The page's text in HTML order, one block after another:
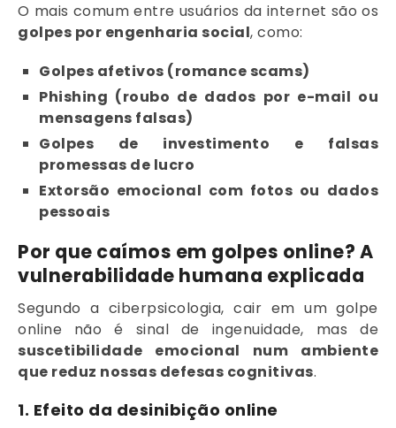
O mais comum entre usuários da internet são os
golpes por engenharia social, como:
Golpes afetivos (romance scams)
Phishing (roubo de dados por e-mail ou
mensagens falsas)
Golpes de investimento e falsas
promessas de lucro
Extorsão emocional com fotos ou dados
pessoais
Por que caímos em golpes online? A
vulnerabilidade humana explicada
Segundo a ciberpsicologia, cair em um golpe
online não é sinal de ingenuidade, mas de
suscetibilidade emocional num ambiente
que reduz nossas defesas cognitivas.
1. Efeito da desinibição online